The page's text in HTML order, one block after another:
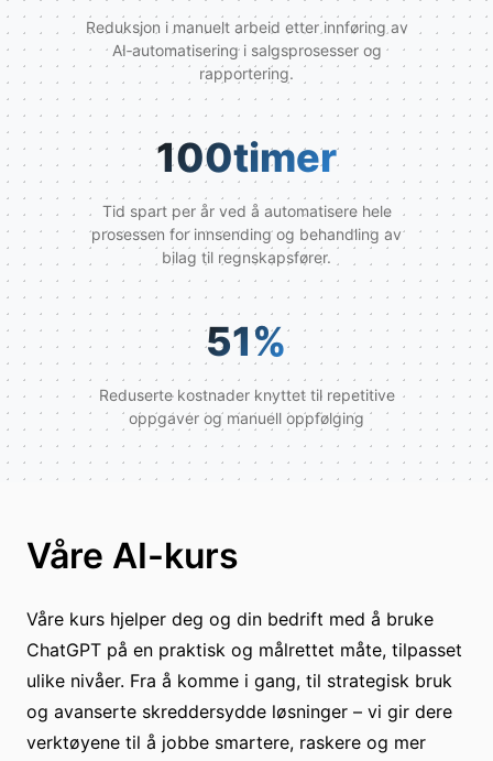
Reduksjon i manuelt arbeid etter innføring av
AI‑automatisering i salgsprosesser og
rapportering.
100timer
Tid spart per år ved å automatisere hele
prosessen for innsending og behandling av
bilag til regnskapsfører.
51%
Reduserte kostnader knyttet til repetitive
oppgaver og manuell oppfølging
Våre AI-kurs
Våre kurs hjelper deg og din bedrift med å bruke
ChatGPT på en praktisk og målrettet måte, tilpasset
ulike nivåer. Fra å komme i gang, til strategisk bruk
og avanserte skreddersydde løsninger – vi gir dere
verktøyene til å jobbe smartere, raskere og mer